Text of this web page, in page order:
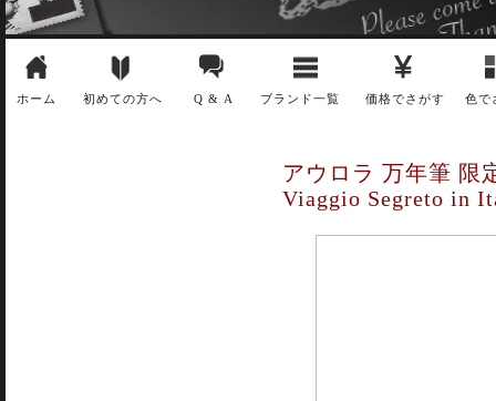
ホーム 初めての方へ Q & A ブランド一覧 価格でさがす 色で
アウロラ 万年筆 限
Viaggio Segreto in